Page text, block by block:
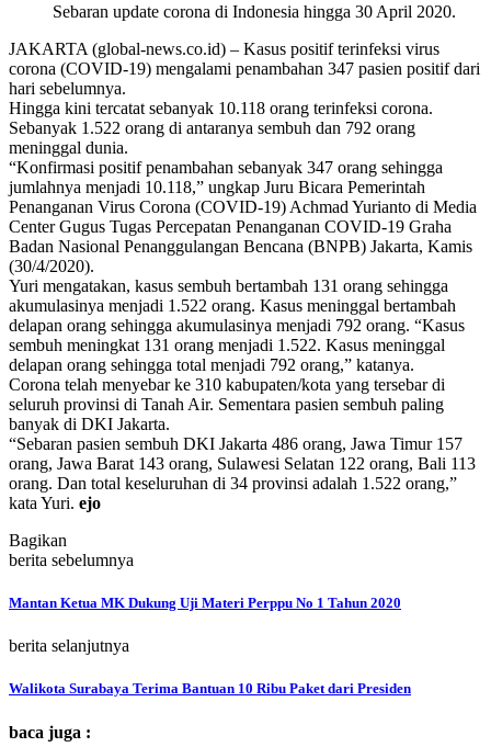
Sebaran update corona di Indonesia hingga 30 April 2020.
JAKARTA (global-news.co.id) – Kasus positif terinfeksi virus
corona (COVID-19) mengalami penambahan 347 pasien positif dari
hari sebelumnya.
Hingga kini tercatat sebanyak 10.118 orang terinfeksi corona.
Sebanyak 1.522 orang di antaranya sembuh dan 792 orang
meninggal dunia.
“Konfirmasi positif penambahan sebanyak 347 orang sehingga
jumlahnya menjadi 10.118,” ungkap Juru Bicara Pemerintah
Penanganan Virus Corona (COVID-19) Achmad Yurianto di Media
Center Gugus Tugas Percepatan Penanganan COVID-19 Graha
Badan Nasional Penanggulangan Bencana (BNPB) Jakarta, Kamis
(30/4/2020).
Yuri mengatakan, kasus sembuh bertambah 131 orang sehingga
akumulasinya menjadi 1.522 orang. Kasus meninggal bertambah
delapan orang sehingga akumulasinya menjadi 792 orang. “Kasus
sembuh meningkat 131 orang menjadi 1.522. Kasus meninggal
delapan orang sehingga total menjadi 792 orang,” katanya.
Corona telah menyebar ke 310 kabupaten/kota yang tersebar di
seluruh provinsi di Tanah Air. Sementara pasien sembuh paling
banyak di DKI Jakarta.
“Sebaran pasien sembuh DKI Jakarta 486 orang, Jawa Timur 157
orang, Jawa Barat 143 orang, Sulawesi Selatan 122 orang, Bali 113
orang. Dan total keseluruhan di 34 provinsi adalah 1.522 orang,”
kata Yuri. ejo
Bagikan
berita sebelumnya
Mantan Ketua MK Dukung Uji Materi Perppu No 1 Tahun 2020
berita selanjutnya
Walikota Surabaya Terima Bantuan 10 Ribu Paket dari Presiden
baca juga :